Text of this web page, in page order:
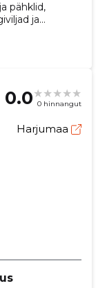
pähklid,
ja
värsked
samalaadsed
0.0 0 hinnangut
Harjumaa